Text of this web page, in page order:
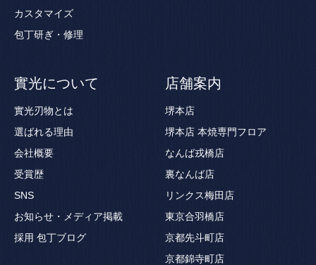
カスタマイズ
包丁研ぎ・修理
實光について
實光刃物とは
選ばれる理由
会社概要
受賞歴
SNS
お知らせ・メディア掲載
採用 包丁ブログ
店舗案内
堺本店
堺本店 本焼専門フロア
なんば戎橋店
裏なんば店
リンクス梅田店
東京合羽橋店
京都先斗町店
京都錦寺町店